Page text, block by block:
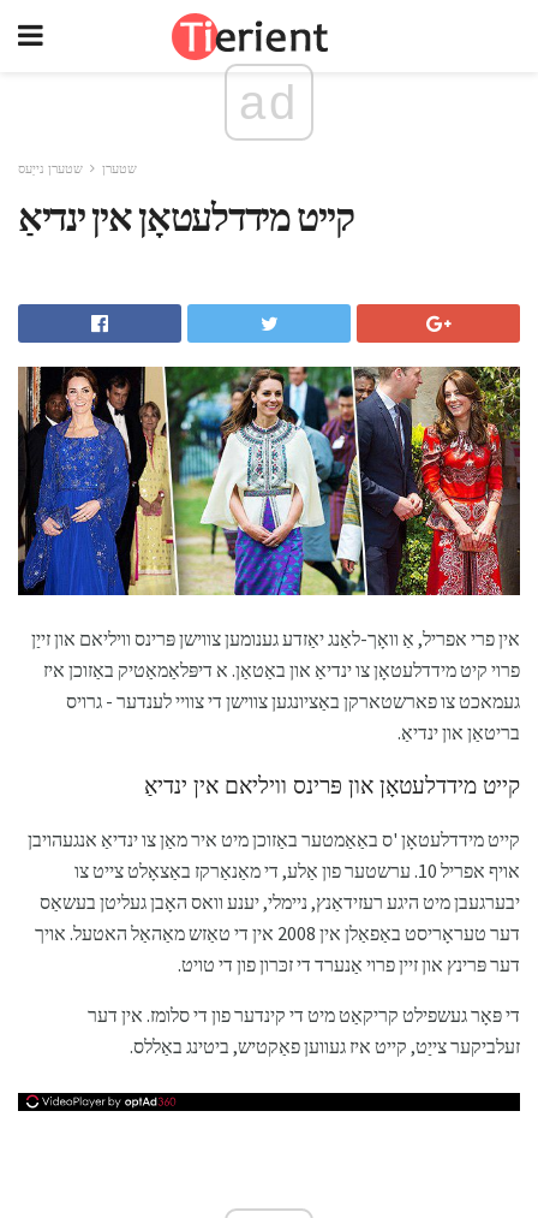
ad
שטערן שטערן נייַעס
קייט מידדלעטאָן אין ינדיאַ
אין פרי אפריל, אַ וואָך-לאַנג יאַזדע גענומען צווישן פּרינס וויליאם און זייַן
פרוי קיט מידדלעטאָן צו ינדיאַ און באַטאַן. א דיפּלאַמאַטיק באַזוכן איז
געמאכט צו פארשטארקן באַציונגען צווישן די צוויי לענדער - גרויס
בריטאַן און ינדיאַ.
קייט מידדלעטאָן און פּרינס וויליאם אין ינדיאַ
קייט מידדלעטאָן 'ס באַאַמטער באַזוכן מיט איר מאַן צו ינדיאַ אנגעהויבן
אויף אפריל 10. ערשטער פון אַלע, די מאַנאַרקז באַצאָלט צייט צו
יבערגעבן מיט היגע רעזידאַנץ, ניימלי, יענע וואס האָבן געליטן בעשאַס
דער טעראָריסט באַפאַלן אין 2008 אין די טאַזש מאַהאַל האטעל. אויך
דער פּרינץ און זיין פרוי אַנערד די זכּרון פון די טויט.
די פּאָר געשפילט קריקאַט מיט די קינדער פון די סלומז. אין דער
זעלביקער צייַט, קייט איז געווען פאַקטיש, ביטינג באַללס.